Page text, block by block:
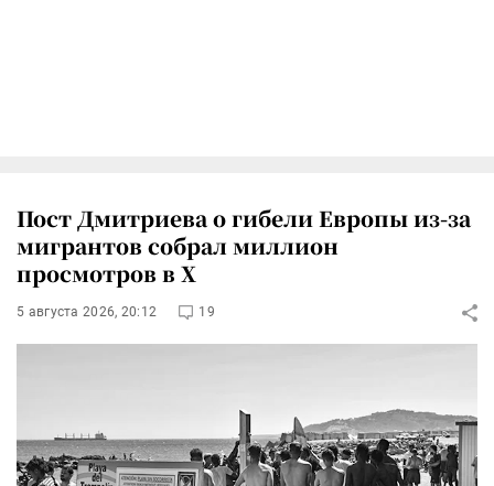
Пост Дмитриева о гибели Европы из-за
мигрантов собрал миллион
просмотров в X
5 августа 2026, 20:12 19